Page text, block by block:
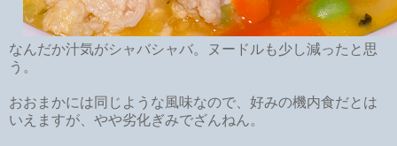
なんだか汁気がシャバシャバ。ヌードルも少し減ったと思
う。
おおまかには同じような風味なので、好みの機内食だとは
いえますが、やや劣化ぎみでざんねん。